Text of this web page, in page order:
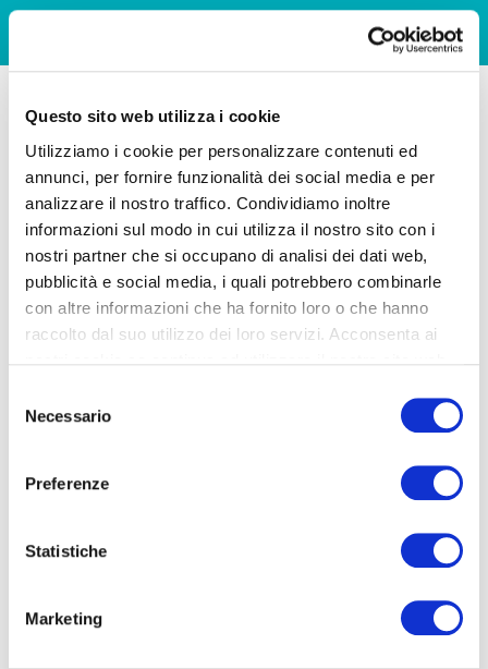
Questo sito web utilizza i cookie
Utilizziamo i cookie per personalizzare contenuti ed
annunci, per fornire funzionalità dei social media e per
analizzare il nostro traffico. Condividiamo inoltre
informazioni sul modo in cui utilizza il nostro sito con i
nostri partner che si occupano di analisi dei dati web,
pubblicità e social media, i quali potrebbero combinarle
con altre informazioni che ha fornito loro o che hanno
raccolto dal suo utilizzo dei loro servizi. Acconsenta ai
delNecessario
Preferenze
Statistiche
Marketing